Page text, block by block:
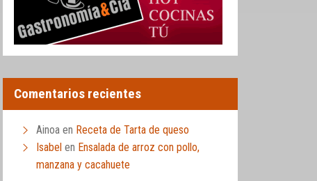
Comentarios recientes
Ainoa en Receta de Tarta de queso
Isabel en Ensalada de arroz con pollo,
manzana y cacahuete